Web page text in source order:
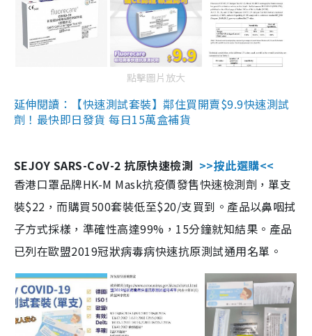
點擊圖片放大
延伸閱讀：【快速測試套裝】鄰住買開賣$9.9快速測試
劑！最快即日發貨 每日15萬盒補貨
SEJOY SARS-CoV-2 抗原快速檢測 >>按此選購<<
香港口罩品牌HK-M Mask抗疫價發售快速檢測劑，單支
裝$22，而購買500套裝低至$20/支買到。產品以鼻咽拭
子方式採樣，準確性高達99%，15分鐘就知結果。產品
已列在歐盟2019冠狀病毒病快速抗原測試通用名單。